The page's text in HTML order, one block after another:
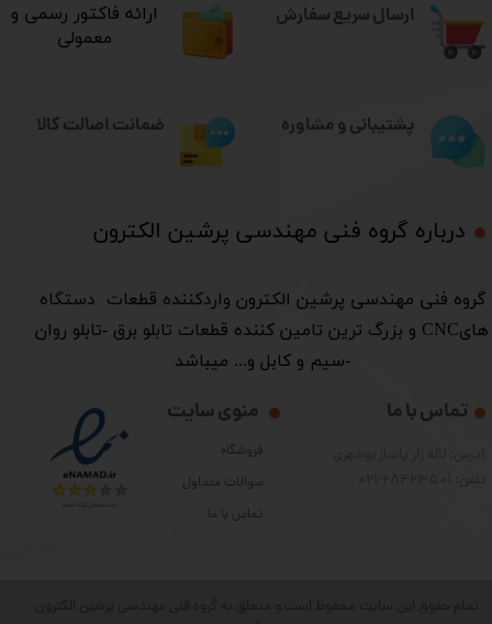
ارسال سریع سفارش
درباره گروه فنی مهندسی پرشین الکترون​​​​​​​
​گروه فنی مهندسی پرشین الکترون واردکننده قطعات دستگاه
هایCNC و بزرگ ترین تامین کننده قطعات تابلو برق -تابلو روان
-سیم و کابل و... میباشد
منوی سایت
فروشگاه
سوالات متداول
تماس با ما
تماس با ما
​ارائه فاکتور رسمی و
معمولی
پشتیبانی و مشاوره ضمانت اصالت کالا